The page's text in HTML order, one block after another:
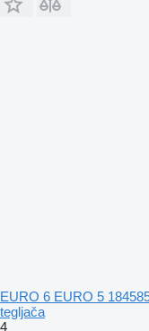
EURO 6 EURO 5
tegljača
4